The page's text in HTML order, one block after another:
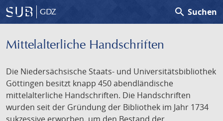
GDZ search Suchen
Mittelalterliche Handschriften
Die Niedersächsische Staats- und Universitätsbibliothek
Göttingen besitzt knapp 450 abendländische
mittelalterliche Handschriften. Die Handschriften
wurden seit der Gründung der Bibliothek im Jahr 1734